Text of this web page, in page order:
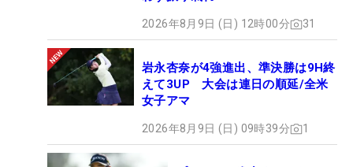
2026年8月9日 (日) 12時00分 31
岩永杏奈が4強進出、準決勝は9H終
えて3UP 大会は連日の順延/全米
女子アマ
2026年8月9日 (日) 09時39分 1